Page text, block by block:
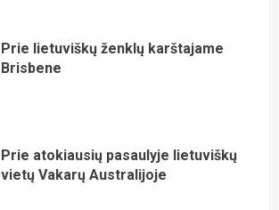
Prie lietuviškų ženklų karštajame
Brisbene
Prie atokiausių pasaulyje lietuviškų
vietų Vakarų Australijoje